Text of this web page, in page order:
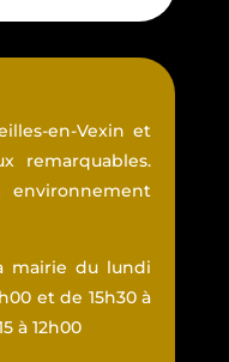
en-Vexin et
remarquables.
environnement
mairie du lundi
et de 15h30 à
à 12h00